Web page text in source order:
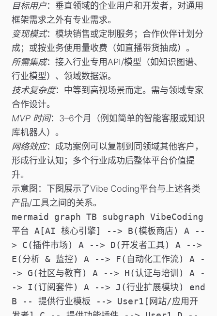
目标用户：垂直领域的企业用户和开发者，对通用
框架需求之外有专业需求。
变现模式：模块销售或定制服务；合作伙伴计划分
成；或按业务使用量收费（如直播带货抽成）。
所需集成：接入行业专用API/模型（如知识图谱、
行业模型）、领域数据源。
技术复杂度：中等到高视场景而定。需与领域专家
合作设计。
MVP 时间：3–6个月（例如简单的智能客服或知识
库机器人）。
网络效应：成功案例可以复制到同领域其他客户，
形成行业认知；多个行业成功后整体平台价值提
升。
示意图 ：下图展示了Vibe Coding平台与上述各类
产品/工具之间的关系。
mermaid graph TB subgraph VibeCoding
平台 A[AI 核心引擎] --> B(模板商店) A --
> C(插件市场) A --> D(开发者工具) A -->
E(分析 & 监控) A --> F(自动化工作流) A -
-> G(社区与教育) A --> H(认证与培训) A -
-> I(订阅套件) A --> J(行业扩展模块) end
B -- 提供行业模板 --> User1[网站/应用开